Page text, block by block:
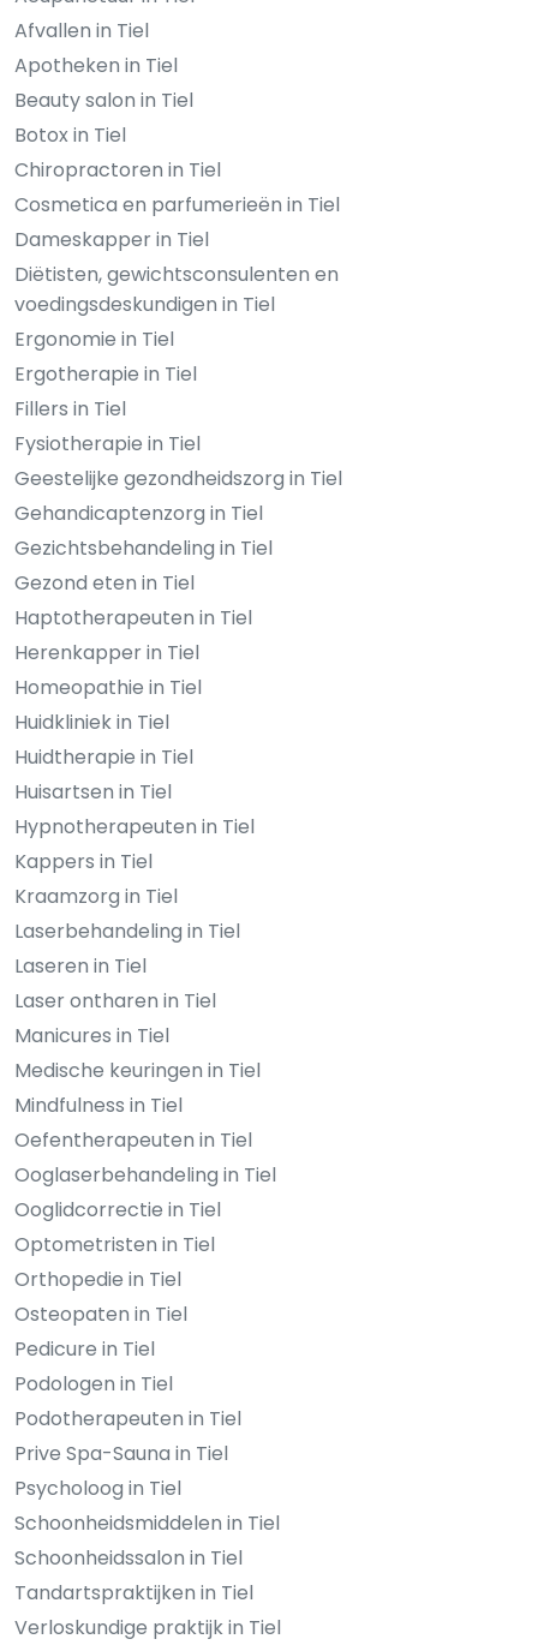
Afvallen in Tiel
Apotheken in Tiel
Beauty salon in Tiel
Botox in Tiel
Chiropractoren in Tiel
Cosmetica en parfumerieën in Tiel
Dameskapper in Tiel
Diëtisten, gewichtsconsulenten en
voedingsdeskundigen in Tiel
Ergonomie in Tiel
Ergotherapie in Tiel
Fillers in Tiel
Fysiotherapie in Tiel
Geestelijke gezondheidszorg in Tiel
Gehandicaptenzorg in Tiel
Gezichtsbehandeling in Tiel
Gezond eten in Tiel
Haptotherapeuten in Tiel
Herenkapper in Tiel
Homeopathie in Tiel
Huidkliniek in Tiel
Huidtherapie in Tiel
Huisartsen in Tiel
Hypnotherapeuten in Tiel
Kappers in Tiel
Kraamzorg in Tiel
Laserbehandeling in Tiel
Laseren in Tiel
Laser ontharen in Tiel
Manicures in Tiel
Medische keuringen in Tiel
Mindfulness in Tiel
Oefentherapeuten in Tiel
Ooglaserbehandeling in Tiel
Ooglidcorrectie in Tiel
Optometristen in Tiel
Orthopedie in Tiel
Osteopaten in Tiel
Pedicure in Tiel
Podologen in Tiel
Podotherapeuten in Tiel
Prive Spa-Sauna in Tiel
Psycholoog in Tiel
Schoonheidsmiddelen in Tiel
Schoonheidssalon in Tiel
Tandartspraktijken in Tiel
Verloskundige praktijk in Tiel